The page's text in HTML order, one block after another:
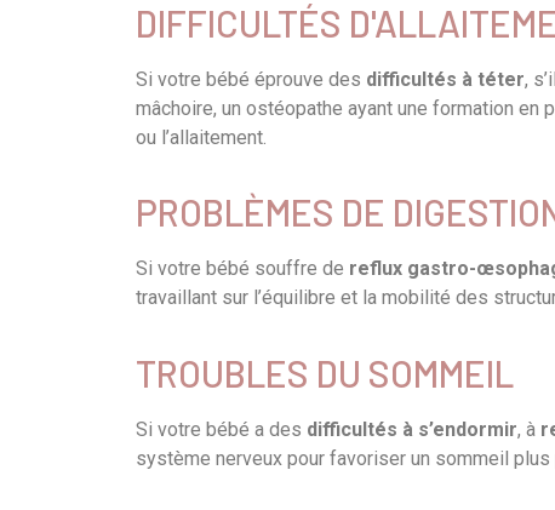
DIFFICULTÉS
Si votre bébé éprouve des difficultés à téter,
mâchoire, un ostéopathe ayant une formation
ou l’allaitement.
PROBLÈMES DE
Si votre bébé souffre de reflux gastro-
travaillant sur l’équilibre et la mobilité des
TROUBLES DU SOMMEIL
Si votre bébé a des difficultés à s’endormir, à
système nerveux pour favoriser un sommeil plus